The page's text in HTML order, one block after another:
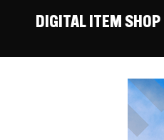
DIGITAL ITEM SHOP